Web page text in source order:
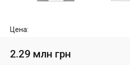
Цена:
2.29 млн грн